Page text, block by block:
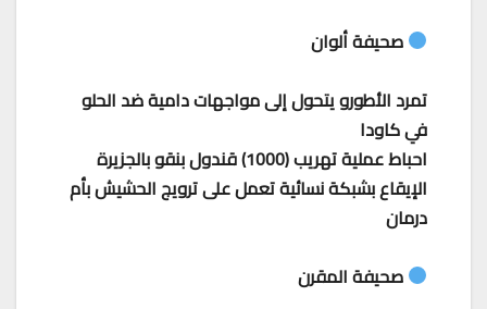
صحيفة ألوان
تمرد الأطورو يتحول إلى مواجهات دامية ضد الحلو
في كاودا
احباط عملية تهريب (1000) قندول بنقو بالجزيرة
الإيقاع بشبكة نسائية تعمل على ترويج الحشيش بأم
درمان
صحيفة المقرن